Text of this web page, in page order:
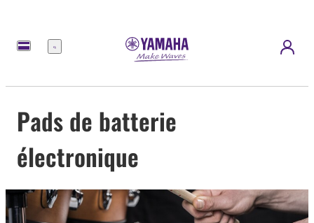
Menu
Pads de batterie
électronique